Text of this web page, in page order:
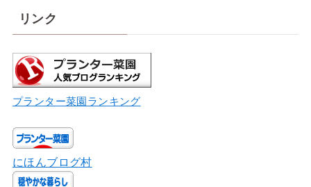
リンク
プランター菜園ランキング
にほんブログ村